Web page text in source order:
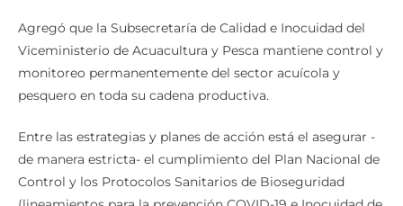
Agregó que la Subsecretaría de Calidad e Inocuidad del
Viceministerio de Acuacultura y Pesca mantiene control y
monitoreo permanentemente del sector acuícola y
pesquero en toda su cadena productiva.
Entre las estrategias y planes de acción está el asegurar -
de manera estricta- el cumplimiento del Plan Nacional de
Control y los Protocolos Sanitarios de Bioseguridad